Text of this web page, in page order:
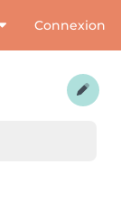
Connexion